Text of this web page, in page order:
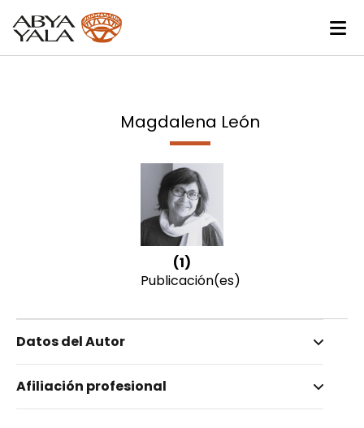
Magdalena León
(1)
Publicación(es)
Datos del Autor
León, Magdalena
Afiliación profesional